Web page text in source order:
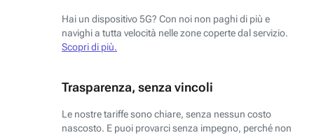
Hai un dispositivo 5G? Con noi non paghi di più e
navighi a tutta velocità nelle zone coperte dal servizio.
Scopri di più.
Trasparenza, senza vincoli
Le nostre tariffe sono chiare, senza nessun costo
nascosto. E puoi provarci senza impegno, perché non